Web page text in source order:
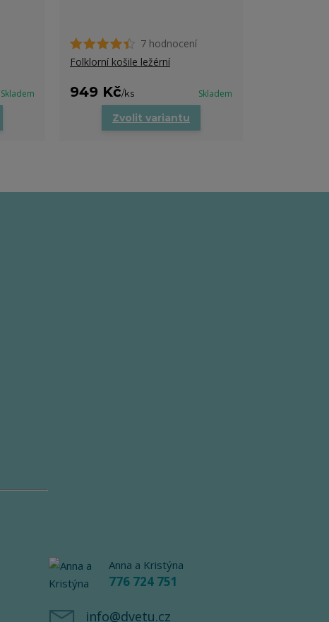
Skladem
7 hodnocení
Folklorní košile ležérní
949 Kč/ks Skladem
Zvolit variantu
Anna a Kristýna
776 724 751
info@dvetu.cz